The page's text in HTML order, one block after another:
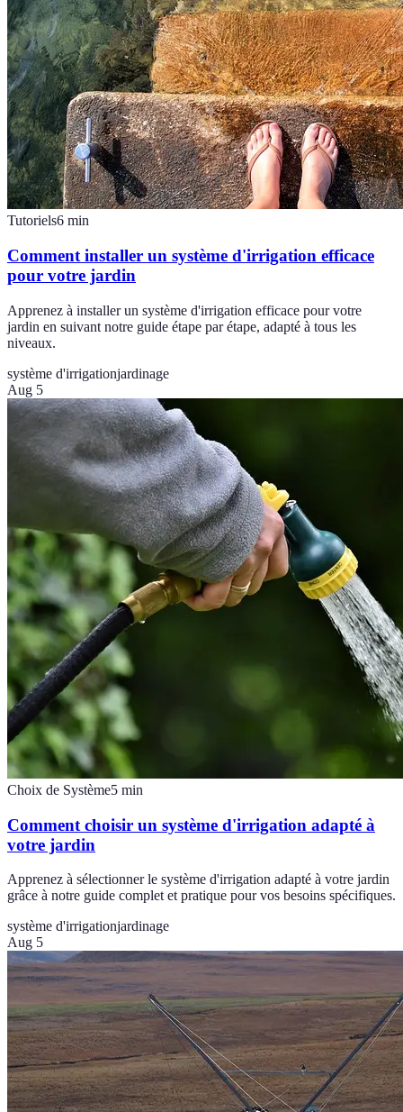
Tutoriels6 min
Comment installer un système d'irrigation efficace
pour votre jardin
Apprenez à installer un système d'irrigation efficace pour votre
jardin en suivant notre guide étape par étape, adapté à tous les
niveaux.
système d'irrigationjardinage
Aug 5
Choix de Système5 min
Comment choisir un système d'irrigation adapté à
votre jardin
Apprenez à sélectionner le système d'irrigation adapté à votre jardin
grâce à notre guide complet et pratique pour vos besoins spécifiques.
système d'irrigationjardinage
Aug 5